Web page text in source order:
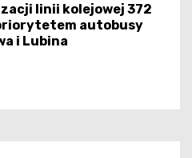
linii kolejowej 372
autobusy
i Lubina